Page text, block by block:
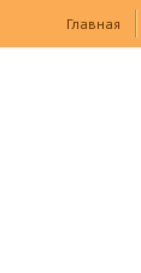
Главная